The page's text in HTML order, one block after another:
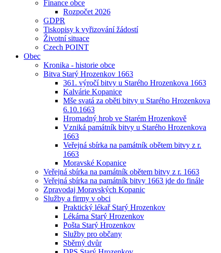
Finance obce
Rozpočet 2026
GDPR
Tiskopisy k vyřizování žádostí
Životní situace
Czech POINT
Obec
Kronika - historie obce
Bitva Starý Hrozenkov 1663
361. výročí bitvy u Starého Hrozenkova 1663
Kalvárie Kopanice
Mše svatá za oběti bitvy u Starého Hrozenkova
6.10.1663
Hromadný hrob ve Starém Hrozenkově
Vzniká památník bitvy u Starého Hrozenkova
1663
Veřejná sbírka na památník obětem bitvy z r.
1663
Moravské Kopanice
Veřejná sbírka na památník obětem bitvy z r. 1663
Veřejná sbírka na památník bitvy 1663 jde do finále
Zpravodaj Moravských Kopanic
Služby a firmy v obci
Praktický lékař Starý Hrozenkov
Lékárna Starý Hrozenkov
Pošta Starý Hrozenkov
Služby pro občany
Sběrný dvůr